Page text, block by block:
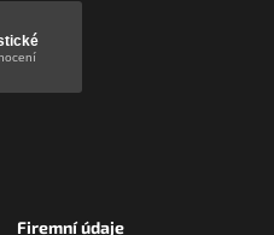
Firemní údaje